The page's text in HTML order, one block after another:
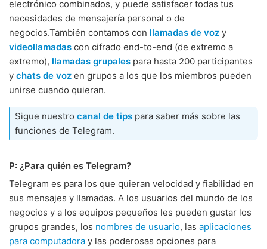
electrónico combinados, y puede satisfacer todas tus
necesidades de mensajería personal o de
negocios.También contamos con llamadas de voz y
videollamadas con cifrado end-to-end (de extremo a
extremo), llamadas grupales para hasta 200 participantes
y chats de voz en grupos a los que los miembros pueden
unirse cuando quieran.
Sigue nuestro canal de tips para saber más sobre las
funciones de Telegram.
P: ¿Para quién es Telegram?
Telegram es para los que quieran velocidad y fiabilidad en
sus mensajes y llamadas. A los usuarios del mundo de los
negocios y a los equipos pequeños les pueden gustar los
grupos grandes, los nombres de usuario, las aplicaciones
para computadora y las poderosas opciones para